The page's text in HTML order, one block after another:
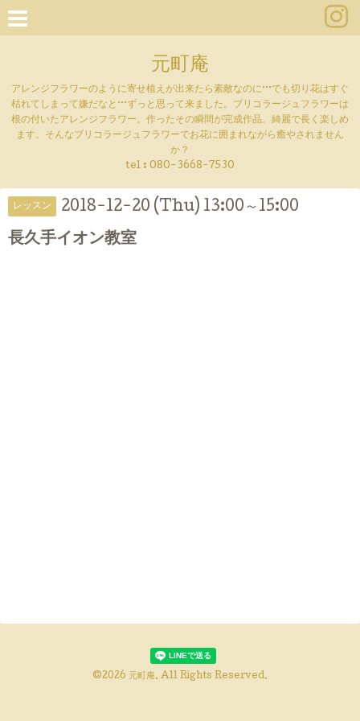
元町庵
アレンジフラワーのように寄せ植えが出来たら素敵なのに···でも切り花はすぐ
枯れてしまって嫌だなと···ずっと思って来ました。ブリコラージュフラワーは
根の付いたアレンジフラワー。作ったその瞬間が完成作品。綺麗で長く楽しめ
ます。そんなブリコラージュフラワーでお花に囲まれながら癒やされません
か？
tel : 080-3668-7530
レッスン 2018-12-20 (Thu) 13:00～15:00
長久手イオン教室
©2026 元町庵. All Rights Reserved.